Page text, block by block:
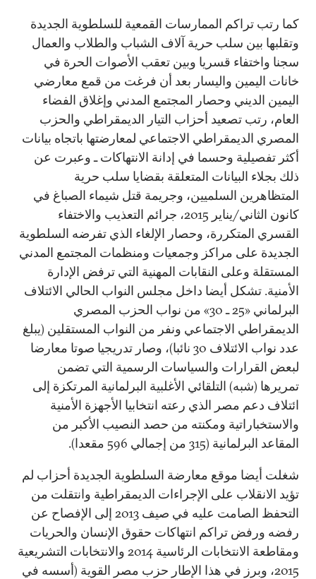
كما رتب تراكم الممارسات القمعية للسلطوية الجديدة
وتقلبها بين سلب حرية آلاف الشباب والطلاب والعمال
سجنا واختفاء قسريا وبين تعقب الأصوات الحرة في
خانات اليمين واليسار بعد أن فرغت من قمع معارضي
اليمين الديني وحصار المجتمع المدني وإغلاق الفضاء
العام، رتب تصعيد أحزاب التيار الديمقراطي والحزب
المصري الديمقراطي الاجتماعي لمعارضتها باتجاه بيانات
أكثر تفصيلية وحسما في إدانة الانتهاكات ـ وعبرت عن
ذلك بجلاء البيانات المتعلقة بقضايا سلب حرية
المتظاهرين السلميين، وجريمة قتل شيماء الصباغ في
كانون الثاني/يناير 2015، جرائم التعذيب والاختفاء
القسري المتكررة، وحصار الإلغاء الذي تفرضه السلطوية
الجديدة على مراكز وجمعيات ومنظمات المجتمع المدني
المستقلة وعلى النقابات المهنية التي ترفض الإدارة
الأمنية. تشكل أيضا داخل مجلس النواب الحالي الائتلاف
البرلماني «25 ـ 30» من نواب الحزب المصري
الديمقراطي الاجتماعي ونفر من النواب المستقلين (يبلغ
عدد نواب الائتلاف 30 نائبا)، وصار تدريجيا صوتا معارضا
لبعض القرارات والسياسات الرسمية التي تضمن
تمريرها (شبه) التلقائي الأغلبية البرلمانية المرتكزة إلى
ائتلاف دعم مصر الذي رعته انتخابيا الأجهزة الأمنية
والاستخباراتية ومكنته من حصد النصيب الأكبر من
المقاعد البرلمانية (315 من إجمالي 596 مقعدا).
شغلت أيضا موقع معارضة السلطوية الجديدة أحزاب لم
تؤيد الانقلاب على الإجراءات الديمقراطية وانتقلت من
التحفظ الصامت عليه في صيف 2013 إلى الإفصاح عن
رفضه ورفض تراكم انتهاكات حقوق الإنسان والحريات
ومقاطعة الانتخابات الرئاسية 2014 والانتخابات التشريعية
2015، وبرز في هذا الإطار حزب مصر القوية (أسسه في